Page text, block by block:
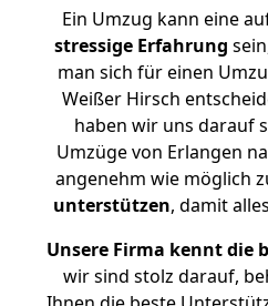
Ein Umzug kann eine
stressige Erfahrung
man sich für einen
Weißer Hirsch
haben wir uns darauf
Umzüge von Erlangen
angenehm wie möglich
unterstützen, damit
Unsere Firma kennt die
wir sind stolz darauf,